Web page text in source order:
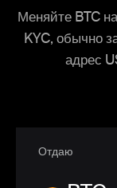
Меняйте BTC
KYC, обычно
адрес
Отдаю